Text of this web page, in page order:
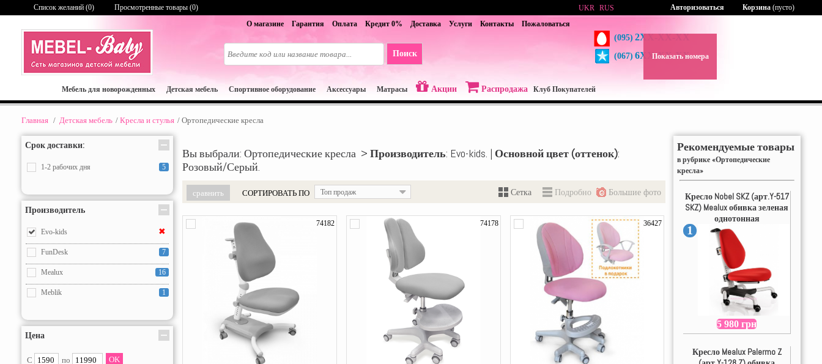
О магазине Гарантия Оплата Кредит 0% Доставка Услуги Контакты Пожаловаться
(095) 2XX-XX-XX
(067) 6XX-XX-XX
Показать номера
UKR RUS
Список желаний (0) Просмотренные товары (0) Корзина (пусто)
Авторизоваться
Мебель для новорожденных Детская мебель Спортивное оборудование Аксессуары Матрасы Акции Распродажа Клуб Покупателей
Главная / Детская мебель / Кресла и стулья / Ортопедические кресла
Срок доставки:
1-2 рабочих дня 5
Производитель
Evo-kids ✖
FunDesk 7
Mealux 16
Meblik 1
Цена
С по
Вы выбрали: Ортопедические кресла > Производитель: Evo-kids. | Основной цвет (оттенок):
Розовый/Серый.
СОРТИРОВАТЬ ПО Топ продаж Сетка Подробно Большие фото
74182 74178 36427
Рекомендуемые товары
в рубрике «Ортопедические
кресла»
Кресло Nobel SKZ (арт.Y-517
SKZ) Mealux обивка зеленая
однотонная
1
5 980 грн
Кресло Mealux Palermo Z